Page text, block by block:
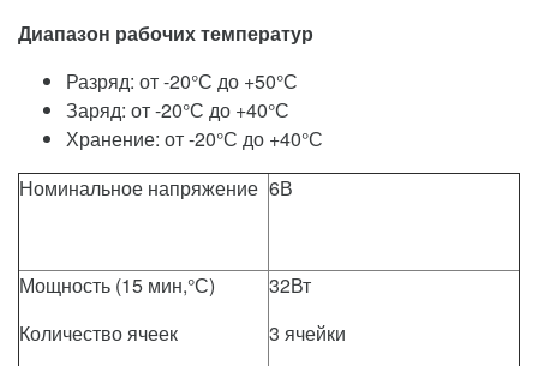
Диапазон рабочих температур
Разряд: от -20°С до +50°С
Заряд: от -20°С до +40°С
Хранение: от -20°С до +40°С
Номинальное напряжение 6В
Мощность (15 мин,°С)
Количество ячеек
32Вт
3 ячейки